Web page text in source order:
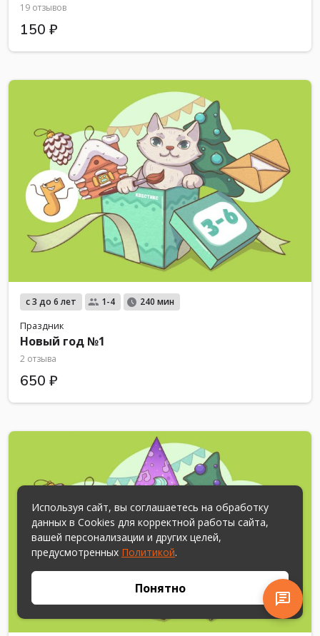
19 отзывов
150 ₽
с 3 до 6 лет 1-4 240 мин
Праздник
Новый год №1
2 отзыва
650 ₽
Используя сайт, вы соглашаетесь на обработку
данных в Cookies для корректной работы сайта,
вашей персонализации и других целей,
предусмотренных Политикой.
Понятно